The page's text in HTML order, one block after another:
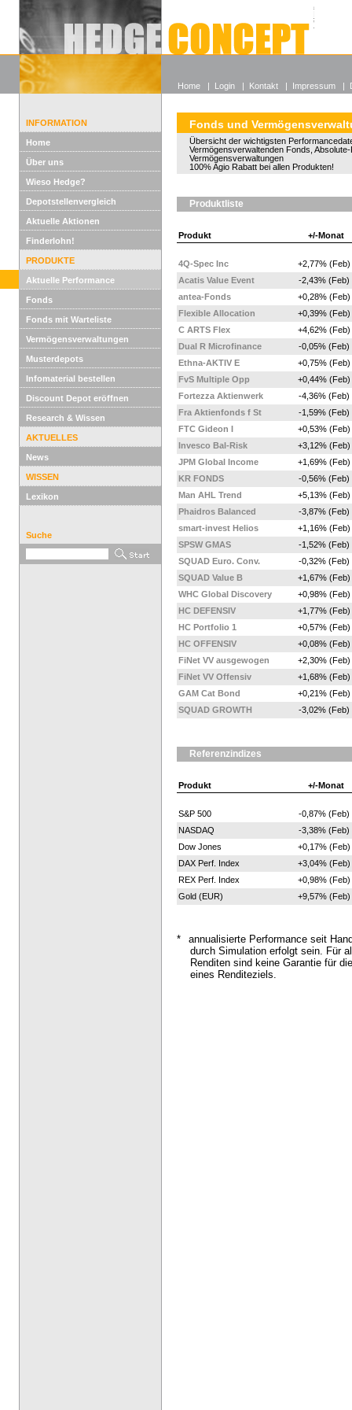
Alle
Wieso
INFORMATION
Home
Über uns
Wieso Hedge?
Depotstellenvergleich
Aktuelle Aktionen
Finderlohn!
PRODUKTE
Aktuelle Performance
Fonds
Fonds mit Warteliste
Vermögensverwaltungen
Musterdepots
Infomaterial bestellen
Discount Depot eröffnen
Research & Wissen
AKTUELLES
News
WISSEN
Lexikon
Suche
Fonds und
Übersicht der wichtigsten
Vermögensverwaltenden Fonds,
Vermögensverwaltungen
100% Agio Rabatt bei allen Produkten!
Produktliste
Produkt +/-Monat
4Q-Spec Inc
+2,77% (Feb)
Acatis Value Event
-2,43% (Feb)
antea-Fonds
+0,28% (Feb)
Flexible Allocation
+0,39% (Feb)
C ARTS Flex
+4,62% (Feb)
Dual R Microfinance
-0,05% (Feb)
Ethna-AKTIV E
+0,75% (Feb)
FvS Multiple Opp
+0,44% (Feb)
Fortezza Aktienwerk
-4,36% (Feb)
Fra Aktienfonds f St
-1,59% (Feb)
FTC Gideon I
+0,53% (Feb)
Invesco Bal-Risk
+3,12% (Feb)
JPM Global Income
+1,69% (Feb)
KR FONDS
-0,56% (Feb)
Man AHL Trend
+5,13% (Feb)
Phaidros Balanced
-3,87% (Feb)
smart-invest Helios
+1,16% (Feb)
SPSW GMAS
-1,52% (Feb)
SQUAD Euro. Conv.
-0,32% (Feb)
SQUAD Value B
+1,67% (Feb)
WHC Global Discovery
+0,98% (Feb)
HC DEFENSIV
+1,77% (Feb)
HC Portfolio 1
+0,57% (Feb)
HC OFFENSIV
+0,08% (Feb)
FiNet VV ausgewogen
+2,30% (Feb)
FiNet VV Offensiv
+1,68% (Feb)
GAM Cat Bond
+0,21% (Feb)
SQUAD GROWTH
-3,02% (Feb)
Referenzindizes
Produkt +/-Monat
S&P 500
-0,87% (Feb)
NASDAQ
-3,38% (Feb)
Dow Jones
+0,17% (Feb)
DAX Perf. Index
+3,04% (Feb)
REX Perf. Index
+0,98% (Feb)
Gold (EUR)
+9,57% (Feb)
*
annualisierte Performance seit
durch Simulation erfolgt sein. Für
Renditen sind keine Garantie für
eines Renditeziels.
Home | Login | Kontakt | Impressum |